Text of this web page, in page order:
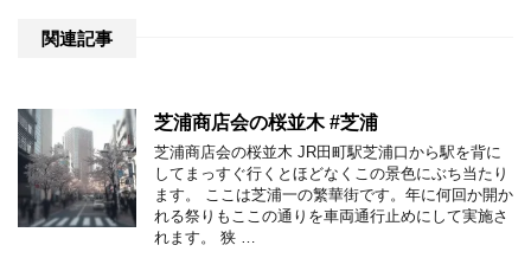
関連記事
芝浦商店会の桜並木 #芝浦
芝浦商店会の桜並木 JR田町駅芝浦口から駅を背に
してまっすぐ行くとほどなくこの景色にぶち当たり
ます。 ここは芝浦一の繁華街です。年に何回か開か
れる祭りもここの通りを車両通行止めにして実施さ
れます。 狭 …